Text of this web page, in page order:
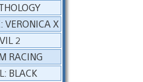
VERONICA X
2
RACING
BLACK